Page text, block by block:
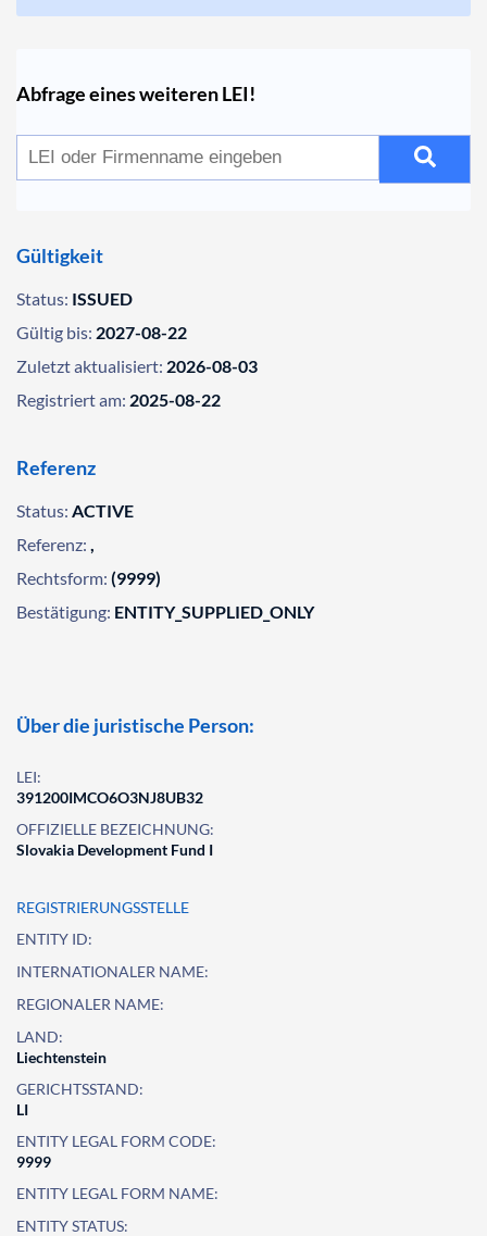
Abfrage eines weiteren LEI!
Gültigkeit
Status: ISSUED
Gültig bis: 2027-08-22
Zuletzt aktualisiert: 2026-08-03
Registriert am: 2025-08-22
Referenz
Status: ACTIVE
Referenz: ,
Rechtsform: (9999)
Bestätigung: ENTITY_SUPPLIED_ONLY
Über die juristische Person:
LEI:
391200IMCO6O3NJ8UB32
OFFIZIELLE BEZEICHNUNG:
Slovakia Development Fund I
REGISTRIERUNGSSTELLE
ENTITY ID:
INTERNATIONALER NAME:
REGIONALER NAME:
LAND:
Liechtenstein
GERICHTSSTAND:
LI
ENTITY LEGAL FORM CODE:
9999
ENTITY LEGAL FORM NAME:
ENTITY STATUS: